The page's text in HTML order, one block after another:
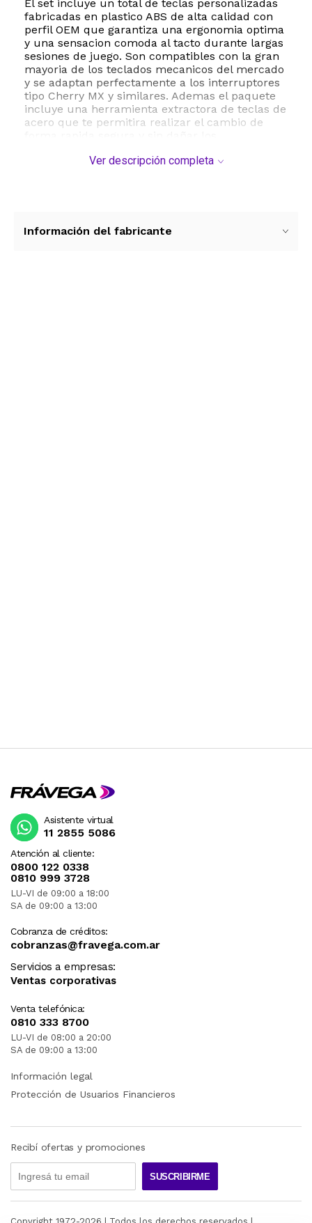
El set incluye un total de teclas personalizadas
fabricadas en plastico ABS de alta calidad con
perfil OEM que garantiza una ergonomia optima
y una sensacion comoda al tacto durante largas
sesiones de juego. Son compatibles con la gran
mayoria de los teclados mecanicos del mercado
y se adaptan perfectamente a los interruptores
tipo Cherry MX y similares. Ademas el paquete
incluye una herramienta extractora de teclas de
acero que te permitira realizar el cambio de
juego identifica tus habilidades al instante y
Ver descripción completa
Información del fabricante
Atención al cliente:
0800 122 0338
0810 999 3728
LU-VI de 09:00 a 18:00
SA de 09:00 a 13:00
Cobranza de créditos:
cobranzas@fravega.com.ar
Servicios a empresas:
Ventas corporativas
Venta telefónica:
0810 333 8700
LU-VI de 08:00 a 20:00
SA de 09:00 a 13:00
Asistente virtual
11 2855 5086
Información legal
Protección de Usuarios Financieros
Recibí ofertas y promociones
SUSCRIBIRME